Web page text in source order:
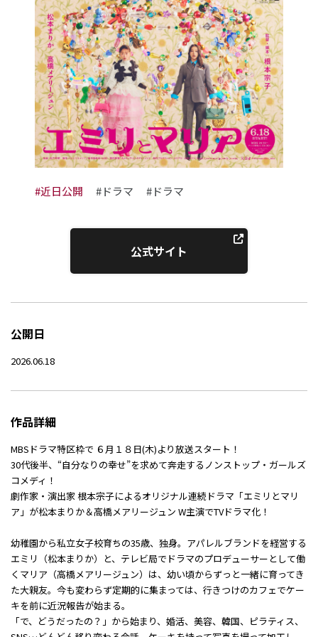
#近日公開 #ドラマ #ドラマ
公式サイト
公開日
2026.06.18
作品詳細
MBSドラマ特区枠で ６月１８日(木)より放送スタート！
30代後半、“自分なりの幸せ”を求めて奔走するノンストップ・ガールズ
コメディ！
劇作家・演出家 根本宗子によるオリジナル連続ドラマ「エミリとマリ
ア」が松本まりか＆高橋メアリージュン W主演でTVドラマ化！
幼稚園から私立女子校育ちの35歳、独身。アパレルブランドを経営する
エミリ（松本まりか）と、テレビ局でドラマのプロデューサーとして働
くマリア（高橋メアリージュン）は、幼い頃からずっと一緒に育ってき
た大親友。今も変わらず定期的に集まっては、行きつけのカフェでケー
キを前に近況報告が始まる。
「で、どうだったの？」から始まり、婚活、美容、韓国、ピラティス、